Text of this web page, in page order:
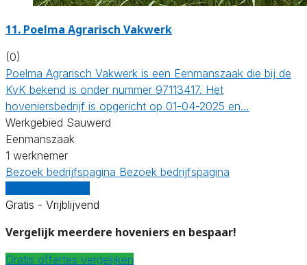
11. Poelma Agrarisch Vakwerk
(0)
Poelma Agrarisch Vakwerk is een Eenmanszaak die bij de
KvK bekend is onder nummer 97113417. Het
hoveniersbedrijf is opgericht op 01-04-2025 en…
Werkgebied Sauwerd
Eenmanszaak
1 werknemer
Bezoek bedrijfspagina Bezoek bedrijfspagina
Gratis - Vrijblijvend
Vergelijk meerdere hoveniers en bespaar!
Gratis offertes vergelijken